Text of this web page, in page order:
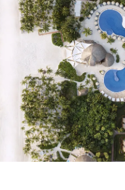
Connexion via Google
par adresse électronique uniquement
inscrit ?
Créer un compte
du programme